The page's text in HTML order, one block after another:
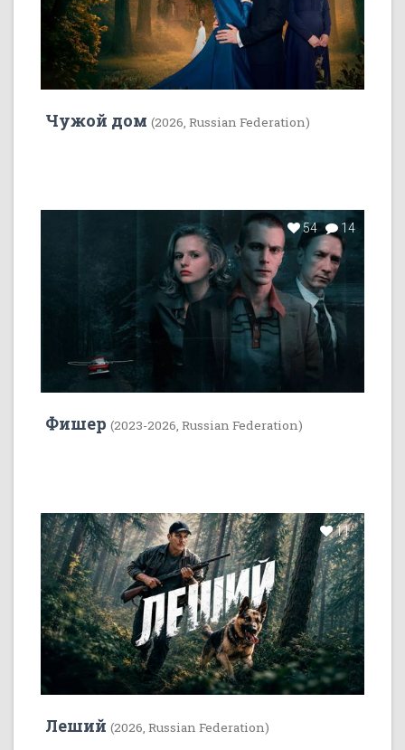
Чужой дом (2026, Russian Federation)
54 14
Фишер (2023-2026, Russian Federation)
11
Леший (2026, Russian Federation)